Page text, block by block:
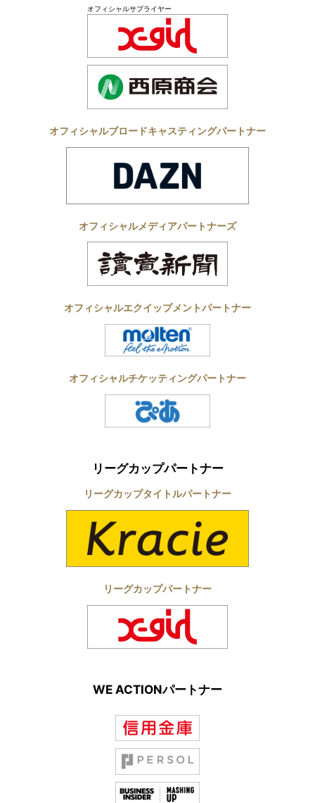
オフィシャルサプライヤー
オフィシャルブロードキャスティングパートナー
オフィシャルメディアパートナーズ
オフィシャルエクイップメントパートナー
オフィシャルチケッティングパートナー
リーグカップパートナー
リーグカップタイトルパートナー
リーグカップパートナー
WE ACTIONパートナー